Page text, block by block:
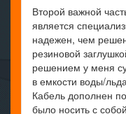
Второй важной
является
надежен, чем
резиновой
решением у меня
в емкости воды/
Кабель дополнен
было носить с